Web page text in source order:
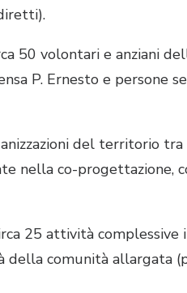
50 volontari e anziani
P. Ernesto e persone
del territorio tra
nella co-progettazione,
25 attività complessive
della comunità allargata